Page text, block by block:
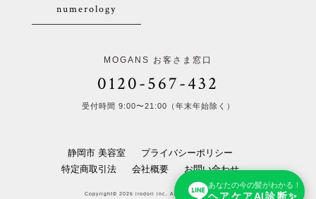
あなたの今の髪がわかる！
ヘアケアAI診断✨
numerology
MOGANS お客さま窓口
0120-567-432
受付時間 9:00〜21:00（年末年始除く）
静岡市 美容室
プライバシーポリシー
特定商取引法
会社概要 お問い合わせ
Copyright© 2026 irodori inc. All Rights Reserved.